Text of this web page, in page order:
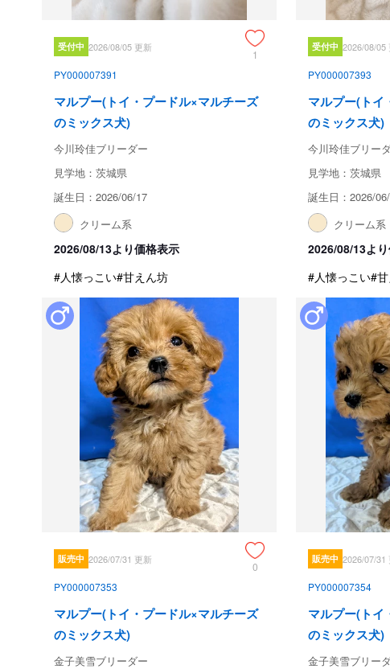
受付中 2026/08/05 更新
1
PY000007391
マルプー(トイ・プードル×マルチーズ
のミックス犬)
今川玲佳ブリーダー
見学地：茨城県
誕生日：2026/06/17
クリーム系
2026/08/13より価格表示
#人懐っこい#甘えん坊
受付中 2026/08/05
PY000007393
マルプー(トイ
のミックス犬)
今川玲佳ブリー
見学地：茨城県
誕生日：2026/
クリーム系
2026/08/13よ
#人懐っこい#
販売中 2026/07/31 更新
0
PY000007353
マルプー(トイ・プードル×マルチーズ
のミックス犬)
金子美雪ブリーダー
販売中 2026/07/31
PY000007354
マルプー(トイ
のミックス犬)
金子美雪ブリー